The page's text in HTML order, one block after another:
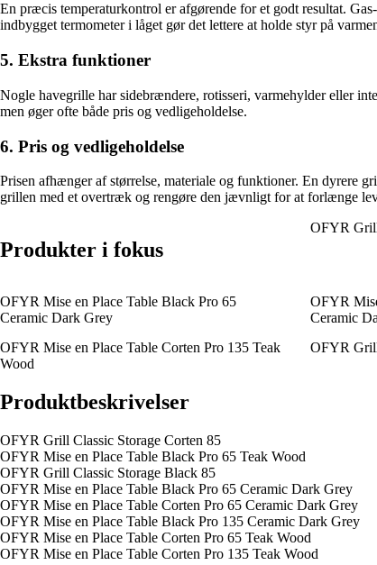
En præcis temperaturkontrol er afgørende for et godt resultat.
indbygget termometer i låget gør det lettere at holde styr på
5. Ekstra funktioner
Nogle havegrille har sidebrændere, rotisseri, varmehylder eller
men øger ofte både pris og vedligeholdelse.
6. Pris og vedligeholdelse
Prisen afhænger af størrelse, materiale og funktioner. En dyrere
grillen med et overtræk og rengøre den jævnligt for at forlænge
Produkter i fokus
OFYR
OFYR Mise en Place Table Black Pro 65
Ceramic Dark Grey
OFYR
Ceramic
OFYR Mise en Place Table Corten Pro 135 Teak
Wood
OFYR
Produktbeskrivelser
OFYR Grill Classic Storage Corten 85
OFYR Mise en Place Table Black Pro 65 Teak Wood
OFYR Grill Classic Storage Black 85
OFYR Mise en Place Table Black Pro 65 Ceramic Dark Grey
OFYR Mise en Place Table Corten Pro 65 Ceramic Dark Grey
OFYR Mise en Place Table Black Pro 135 Ceramic Dark Grey
OFYR Mise en Place Table Corten Pro 65 Teak Wood
OFYR Mise en Place Table Corten Pro 135 Teak Wood